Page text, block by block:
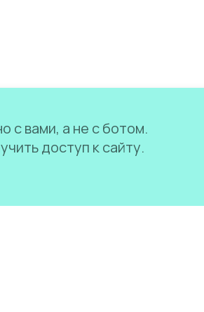
с вами, а не с ботом.
доступ к сайту.